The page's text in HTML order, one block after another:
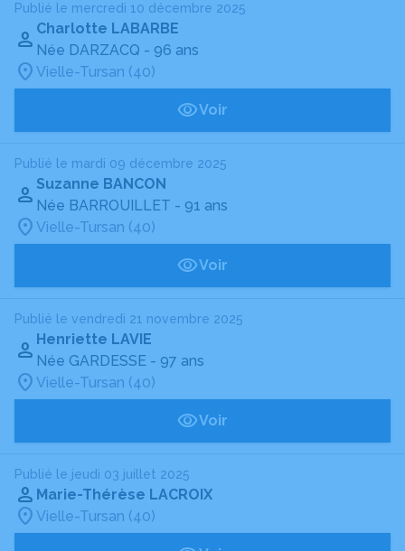
Publié le mercredi 10 décembre 2025
Charlotte LABARBE
Née DARZACQ - 96 ans
Vielle-Tursan (40)
Voir
Publié le mardi 09 décembre 2025
Suzanne BANCON
Née BARROUILLET - 91 ans
Vielle-Tursan (40)
Voir
Publié le vendredi 21 novembre 2025
Henriette LAVIE
Née GARDESSE - 97 ans
Vielle-Tursan (40)
Voir
Publié le jeudi 03 juillet 2025
Marie-Thérèse LACROIX
Vielle-Tursan (40)